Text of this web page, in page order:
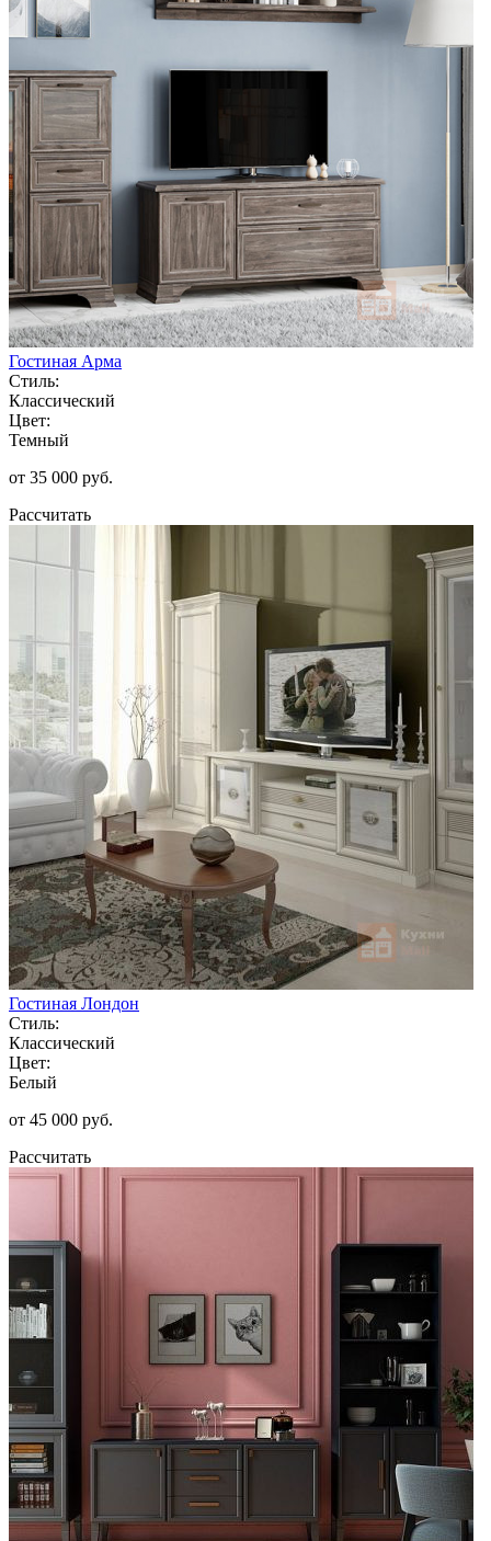
Гостиная Арма
Стиль:
Классический
Цвет:
Темный
от 35 000 руб.
Рассчитать
Гостиная Лондон
Стиль:
Классический
Цвет:
Белый
от 45 000 руб.
Рассчитать